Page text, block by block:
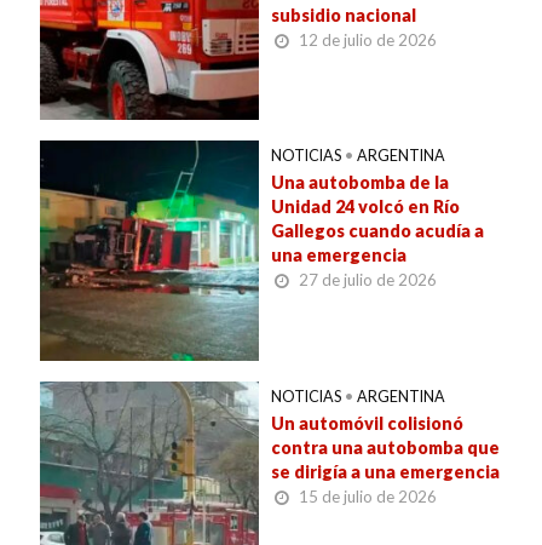
subsidio nacional
12 de julio de 2026
NOTICIAS • ARGENTINA
Una autobomba de la
Unidad 24 volcó en Río
Gallegos cuando acudía a
una emergencia
27 de julio de 2026
NOTICIAS • ARGENTINA
Un automóvil colisionó
contra una autobomba que
se dirigía a una emergencia
15 de julio de 2026